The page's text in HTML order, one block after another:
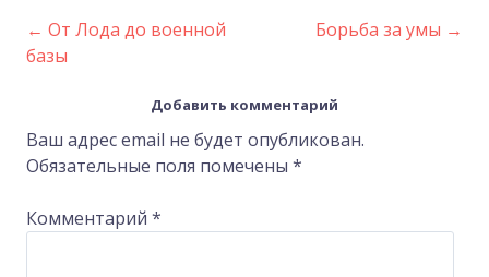
Post
navigation
← От Лода до военной
базы
Борьба за умы →
Добавить комментарий
Ваш адрес email не будет опубликован.
Обязательные поля помечены *
Комментарий *